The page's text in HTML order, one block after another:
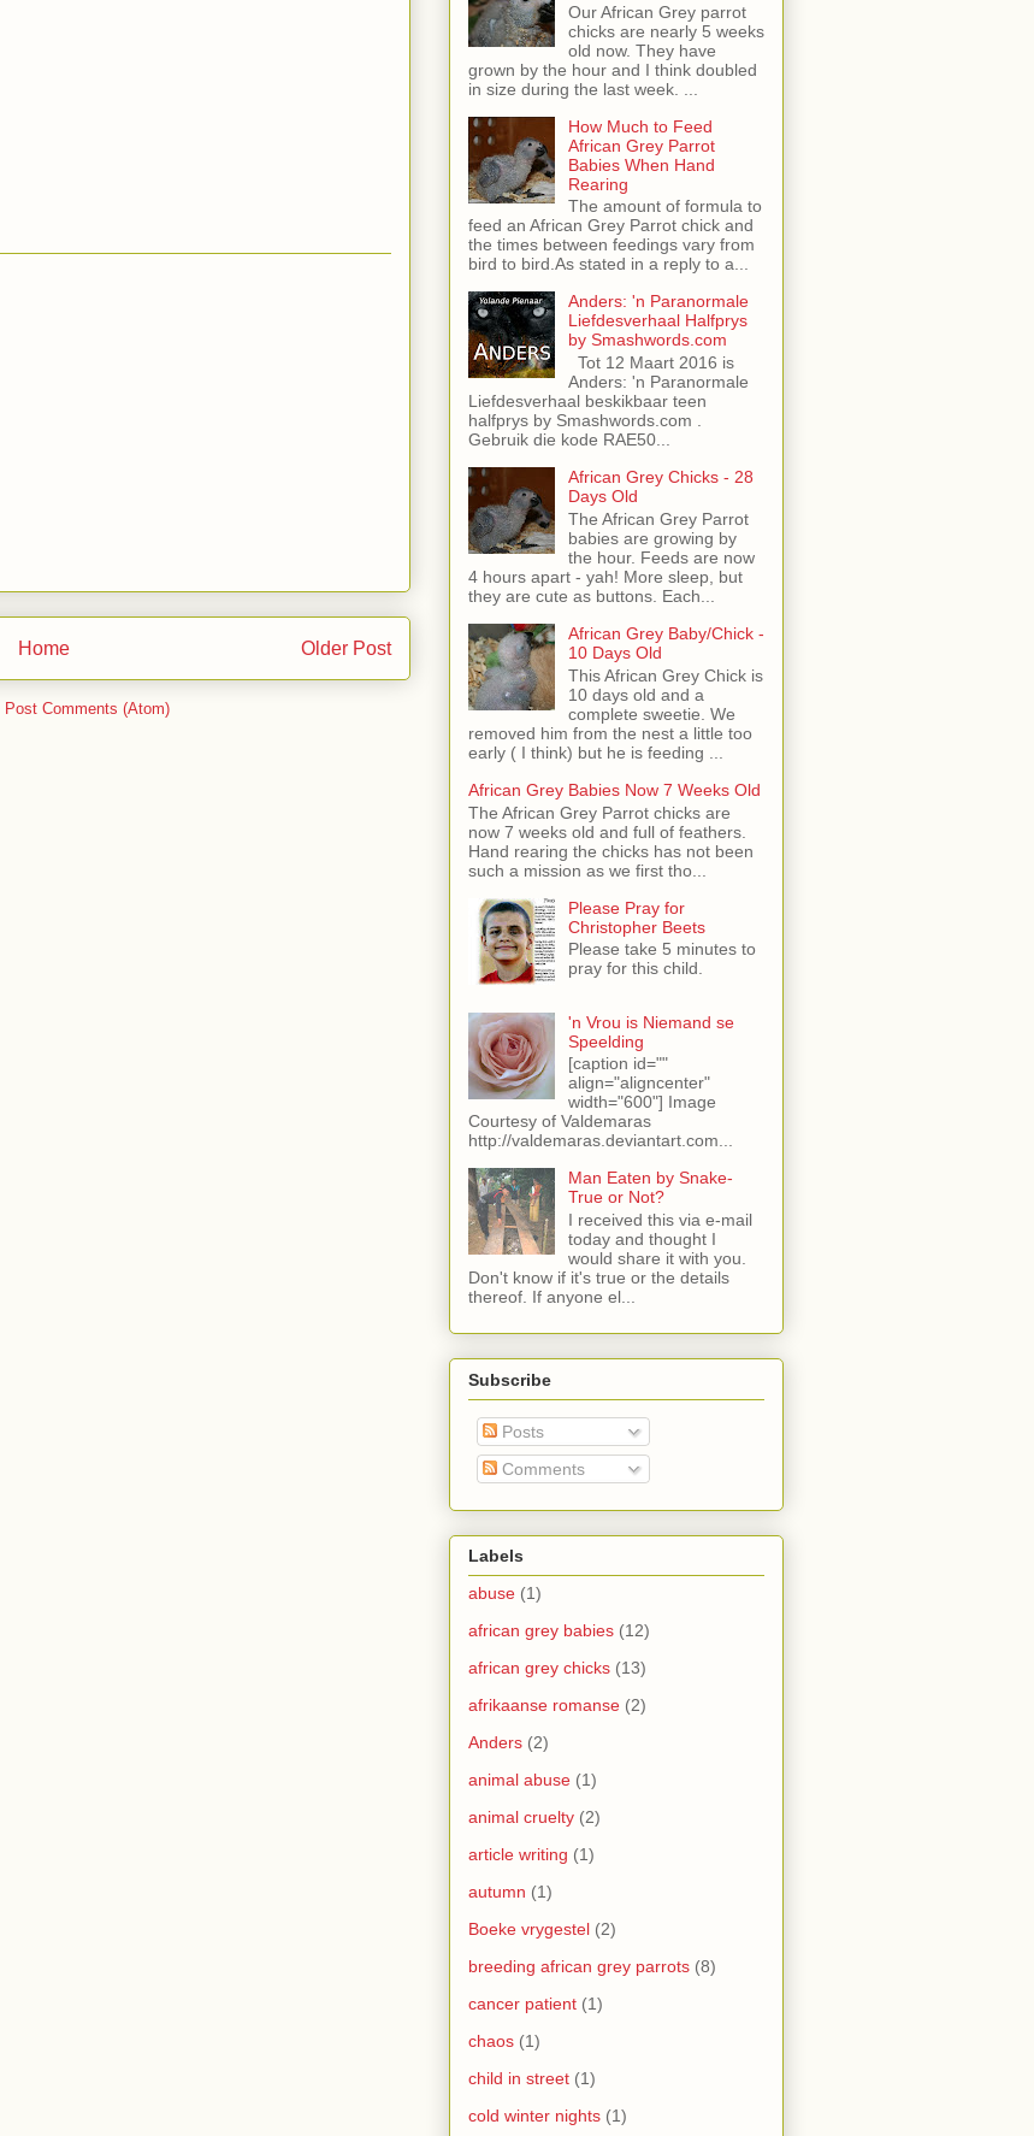
Older Post
Home
Post Comments (Atom)
Our African Grey parrot
chicks are nearly 5 weeks
old now. They have
grown by the hour and I think doubled
in size during the last week. ...
How Much to Feed
African Grey Parrot
Babies When Hand
Rearing
The amount of formula to
feed an African Grey Parrot chick and
the times between feedings vary from
bird to bird.As stated in a reply to a...
Anders: 'n Paranormale
Liefdesverhaal Halfprys
by Smashwords.com
Tot 12 Maart 2016 is
Anders: 'n Paranormale
Liefdesverhaal beskikbaar teen
halfprys by Smashwords.com .
Gebruik die kode RAE50...
African Grey Chicks - 28
Days Old
The African Grey Parrot
babies are growing by
the hour. Feeds are now
4 hours apart - yah! More sleep, but
they are cute as buttons. Each...
African Grey Baby/Chick -
10 Days Old
This African Grey Chick is
10 days old and a
complete sweetie. We
removed him from the nest a little too
early ( I think) but he is feeding ...
African Grey Babies Now 7 Weeks Old
The African Grey Parrot chicks are
now 7 weeks old and full of feathers.
Hand rearing the chicks has not been
such a mission as we first tho...
Please Pray for
Christopher Beets
Please take 5 minutes to
pray for this child.
'n Vrou is Niemand se
Speelding
[caption id=""
align="aligncenter"
width="600"] Image
Courtesy of Valdemaras
http://valdemaras.deviantart.com...
Man Eaten by Snake-
True or Not?
I received this via e-mail
today and thought I
would share it with you.
Don't know if it's true or the details
thereof. If anyone el...
Subscribe
Posts
Comments
Labels
abuse (1)
african grey babies (12)
african grey chicks (13)
afrikaanse romanse (2)
Anders (2)
animal abuse (1)
animal cruelty (2)
article writing (1)
autumn (1)
Boeke vrygestel (2)
breeding african grey parrots (8)
cancer patient (1)
chaos (1)
child in street (1)
cold winter nights (1)